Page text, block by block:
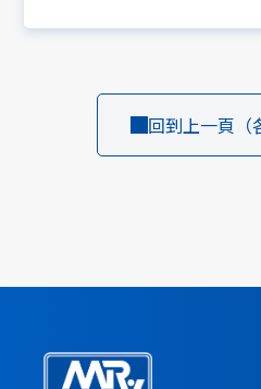
回到上一頁（